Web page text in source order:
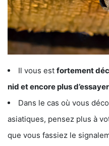
Il vous est fortement
nid et encore plus
Dans le cas où vous
asiatiques, pensez plus à
que vous fassiez le